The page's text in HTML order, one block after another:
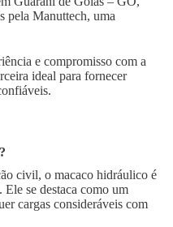
pela Manuttech, uma
e compromisso com a
ideal para fornecer
civil, o macaco hidráulico é
se destaca como um
cargas consideráveis com